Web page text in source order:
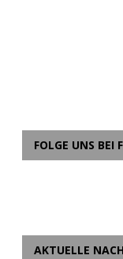
FOLGE UNS BEI
AKTUELLE